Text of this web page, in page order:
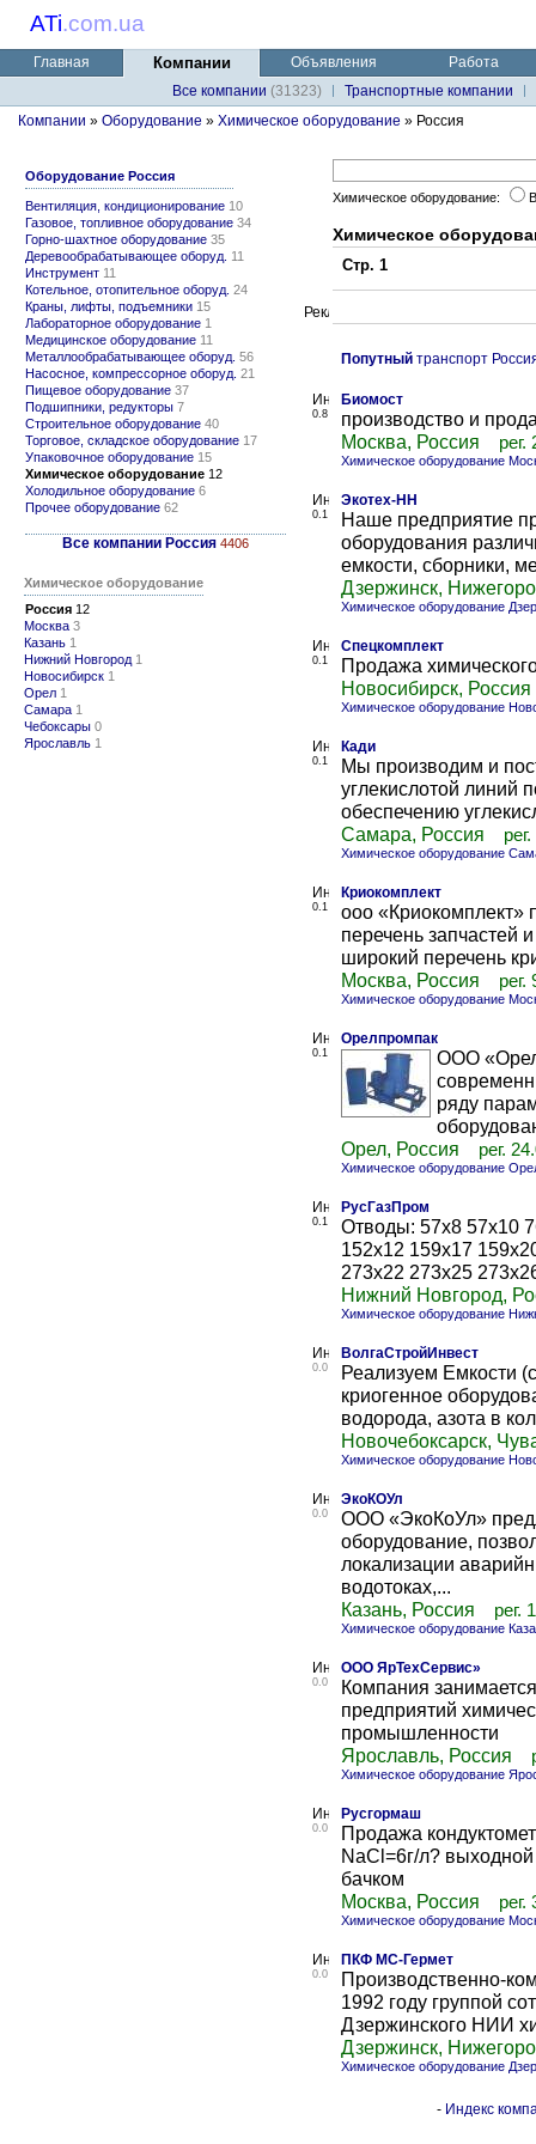
ATi.com.ua
Главная Компании Объявления
Работа
Все компании (31323)
Транспортные компании
Компании » Оборудование » Химическое оборудование » Россия
Оборудование Россия
Вентиляция, кондиционирование 10
Газовое, топливное оборудование 34
Горно-шахтное оборудование 35
Деревообрабатывающее оборуд. 11
Инструмент 11
Котельное, отопительное оборуд. 24
Краны, лифты, подъемники 15
Лабораторное оборудование 1
Медицинское оборудование 11
Металлообрабатывающее оборуд. 56
Насосное, компрессорное оборуд. 21
Пищевое оборудование 37
Подшипники, редукторы 7
Строительное оборудование 40
Торговое, складское оборудование 17
Упаковочное оборудование 15
Химическое оборудование 12
Холодильное оборудование 6
Прочее оборудование 62
Все компании Россия 4406
Химическое оборудование
Россия 12
Москва 3
Казань 1
Нижний Новгород 1
Новосибирск 1
Орел 1
Самара 1
Чебоксары 0
Ярославль 1
Химическое оборудование:
Химическое
Стр. 1
Попутный транспорт
0.8
Биомост
производство и
Москва, Россия
рег.
Химическое оборудование
0.1
Экотех-НН
Наше предприятие
оборудования
емкости, сборники,
Дзержинск,
Химическое оборудование
0.1
Спецкомплект
Продажа
Новосибирск, Россия
Химическое оборудование
0.1
Кади
Мы производим и
углекислотой линий
обеспечению
Самара, Россия
Химическое оборудование
0.1
Криокомплект
ооо «Криокомплект»
перечень запчастей
широкий перечень
Москва, Россия
рег.
Химическое оборудование
0.1
Орелпромпак
ООО
ряду
Орел, Россия
рег.
Химическое оборудование
0.1
РусГазПром
Отводы: 57х8 57х10
152х12 159х17
273х22 273х25
Нижний Новгород,
Химическое оборудование
0.0
ВолгаСтройИнвест
Реализуем Емкости
криогенное
водорода, азота в
Новочебоксарск,
Химическое оборудование
0.0
ЭкоКОУл
ООО «ЭкоКоУл»
оборудование,
локализации
водотоках,...
Казань, Россия
рег.
Химическое оборудование
0.0
ООО ЯрТехСервис»
Компания
предприятий
промышленности
Ярославль, Россия
Химическое оборудование
0.0
Русгормаш
Продажа
NaCl=6г/л?
бачком
Москва, Россия
рег.
Химическое оборудование
0.0
ПКФ МС-Гермет
Производственно-
1992 году группой
Дзержинского НИИ
Дзержинск,
Химическое оборудование
- Индекс